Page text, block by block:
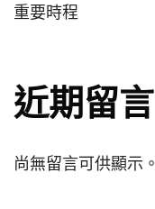
重要時程
近期留言
尚無留言可供顯示。